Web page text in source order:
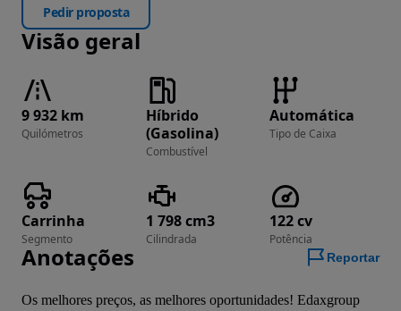
Pedir proposta
Visão geral
9 932 km
Quilómetros
Híbrido
(Gasolina)
Combustível
Automática
Tipo de Caixa
Carrinha
Segmento
1 798 cm3
Cilindrada
122 cv
Potência
Anotações Reportar
Os melhores preços, as melhores oportunidades! Edaxgroup